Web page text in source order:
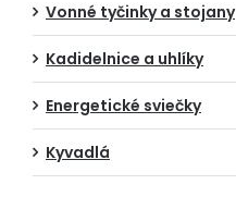
Vonné tyčinky a stojany
Kadidelnice a uhlíky
Energetické sviečky
Kyvadlá